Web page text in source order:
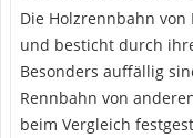
Die Holzrennbahn
und besticht durch
Besonders auffällig
Rennbahn von
beim Vergleich